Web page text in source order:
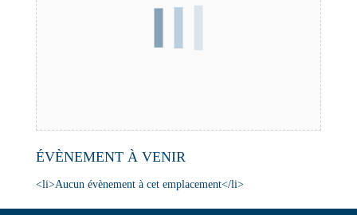
ÉVÈNEMENT À VENIR
<li>Aucun évènement à cet emplacement</li>